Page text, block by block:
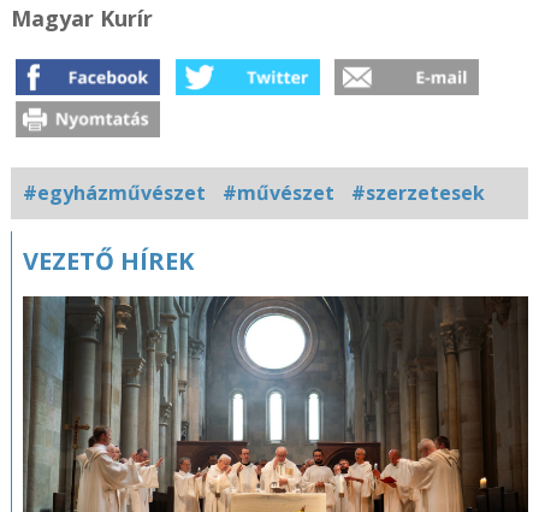
Magyar Kurír
#egyházművészet #művészet #szerzetesek
Kapcsolódó
VEZETŐ HÍREK